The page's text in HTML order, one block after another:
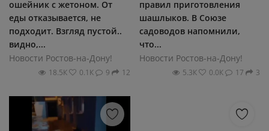
ошейник с жетоном. От
еды отказывается, не
подходит. Взгляд пустой..
видно,...
Новости Ростов-на-Дону!
18.5К 0.1К 9 12
правил приготовления
шашлыков. В Союзе
садоводов напомнили,
что...
Новости Ростов-на-Дону!
5.3К 0.0К 17 3